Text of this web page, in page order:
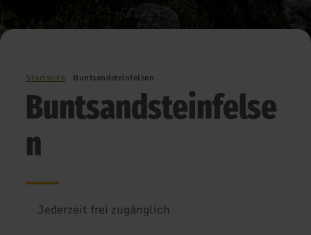
Startseite Buntsandsteinfelsen
Buntsandsteinfelse
n
Jederzeit frei zugänglich